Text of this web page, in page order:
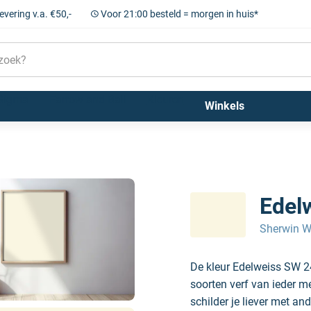
v.a. €50,- Voor 21:00 besteld = morgen in huis*
Winkels
Sherwin
De kleur Edelweiss SW
soorten verf van ieder
schilder je liever met